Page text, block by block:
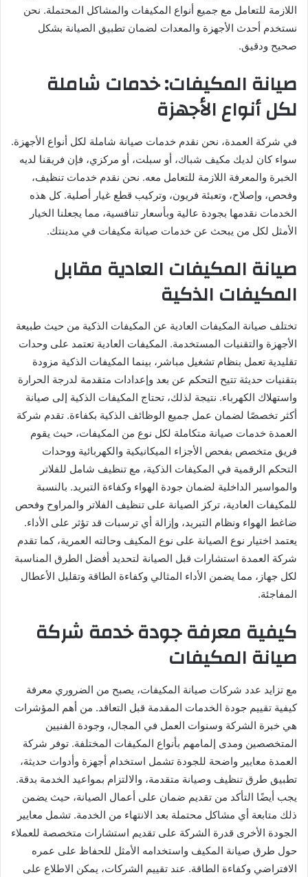
اللازمة للتعامل مع جميع أنواع المكيفات والمشاكل المحتملة. نحن
نستخدم أحدث الأجهزة والمعدات لضمان تطبيق الصيانة بشكل
صحيح ودقيق.
صيانة المكيفات: خدمات شاملة
لكل أنواع الأجهزة
في شركة العمدة، نحن نقدم خدمات صيانة شاملة لكل أنواع الأجهزة.
سواء كان لديك مكيف شباك، أو سبلت، أو مركزي، فإن فريقنا لديه
الخبرة والمعرفة اللازمة للتعامل معه. نحن نقدم خدمات تنظيف،
وفحص، وإصلاح، وتعبئة فريون، وتركيب قطع غيار أصلية. كل هذه
الخدمات نقدمها بجودة عالية وبأسعار تنافسية، مما يجعلنا الخيار
الأمثل لكل من يبحث عن خدمات صيانة مكيفات في مدينتك.
صيانة المكيفات العادية مقابل
المكيفات الذكية
تختلف صيانة المكيفات العادية عن المكيفات الذكية من حيث طبيعة
الأجهزة والتقنيات المستخدمة. المكيفات العادية تعتمد على وحدات
تقليدية تعمل بنظام تشغيل مباشر، بينما المكيفات الذكية مزودة
بتقنيات حديثة تتيح التحكم عن بعد وإعدادات متقدمة لدرجة الحرارة
واستهلاك الكهرباء. نتيجة لذلك، تحتاج المكيفات الذكية إلى صيانة
أكثر تخصصًا لضمان عمل جميع الوظائف الذكية بكفاءة. تقدم شركة
العمدة خدمات صيانة متكاملة لكل نوع من المكيفات، حيث يقوم
فريق متخصص بفحص الأجزاء الميكانيكية والكهربائية ووحدات
التحكم الرقمية في المكيفات الذكية، مع تنظيف شامل للفلاتر
والمواسير الداخلية لضمان جودة الهواء وكفاءة التبريد. بالنسبة
للمكيفات العادية، تركز الصيانة على تنظيف الفلاتر والمراوح وفحص
ضاغط الهواء ونظام التبريد، وإزالة أي ترسبات قد تؤثر على الأداء.
يعتمد اختيار نوع الصيانة على نوع المكيف وحالته العمرية، كما تقدم
شركة العمدة استشارات قبل الصيانة لتحديد أفضل الطرق المناسبة
لكل جهاز، مما يضمن الأداء المثالي وكفاءة الطاقة وتقليل الأعطال
المفاجئة.
كيفية معرفة جودة خدمة شركة
صيانة المكيفات
مع تزايد عدد شركات صيانة المكيفات، يصبح من الضروري معرفة
كيفية تقييم جودة الخدمات المقدمة قبل التعاقد. من أهم المؤشرات
هي خبرة الشركة وسنوات العمل في المجال، وجودة الفنيين
المتخصصين ومدى إلمامهم بأنواع المكيفات المختلفة. توفر شركة
العمدة معايير واضحة للجودة تشمل استخدام أجهزة وأدوات حديثة،
تطبيق طرق تنظيف وصيانة متقدمة، والالتزام بمواعيد الخدمة بدقة.
يجب أيضًا التأكد من تقديم ضمان على أعمال الصيانة، حيث يضمن
ذلك متابعة أي مشاكل محتملة بعد الانتهاء من الخدمة. تشمل معايير
الجودة الأخرى قدرة الشركة على تقديم استشارات متخصصة للعملاء
حول طرق صيانة المكيف واستخدامه الأمثل للحفاظ على عمره
الافتراضي وكفاءة الطاقة. عند تقييم الشركات، يمكن الاطلاع على